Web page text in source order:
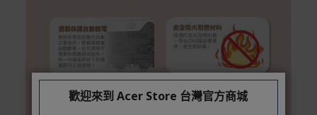
歡迎來到 Acer Store 台灣官方商城